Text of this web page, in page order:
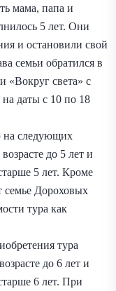
мама, папа и
5 лет. Они
и остановили свой
семьи обратился в
«Вокруг света» с
на даты с 10 по 18
на следующих
до 5 лет и
5 лет. Кроме
семье Дороховых
тура как
тура
до 6 лет и
6 лет. При